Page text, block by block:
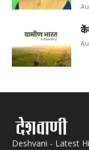
Deshvani - Latest